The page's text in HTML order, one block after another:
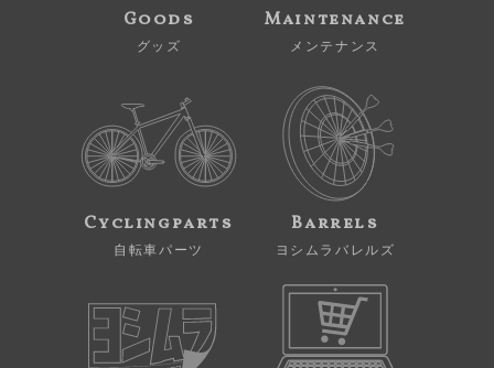
Goods
グッズ
Maintenance
メンテナンス
Cyclingparts
自転車パーツ
Barrels
ヨシムラバレルズ